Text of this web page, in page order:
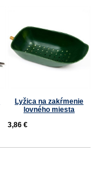
Lyžica na zakŕmenie
lovného miesta
3,86 €